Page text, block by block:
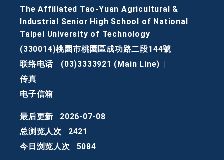
The Affiliated Tao-Yuan Agricultural &
Industrial Senior High School of National
Taipei University of Technology
(330014)桃園市桃園區成功路二段144號
联络电话
(03)3333921 (Main Line)
传真
电子信箱
最后更新
2026-07-08
总浏览人次
2421
今日浏览人次
5084